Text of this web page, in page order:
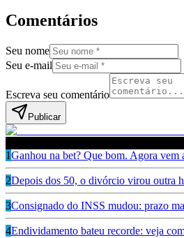
Comentários
Seu nome
Seu e-mail
Escreva seu comentário
Publicar
1Ganhou na bet? Que bom. Agora vem
2Depois dos 50, o divórcio virou outra
3Consignado do INSS mudou: prazo
4Endividamento bateu recorde: veja